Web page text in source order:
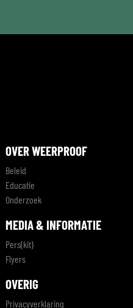
OVER WEERPROOF
Beleid
Educatie
Onderzoek
MEDIA & INFORMATIE
Pers(kit)
Flyers
OVERIG
Privacyverklaring